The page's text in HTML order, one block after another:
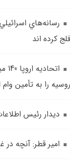
رسانه‌هاي
فلج کرده اند
روسيه را به تأمين
ديدار رئيس
امير قطر: آنچه در